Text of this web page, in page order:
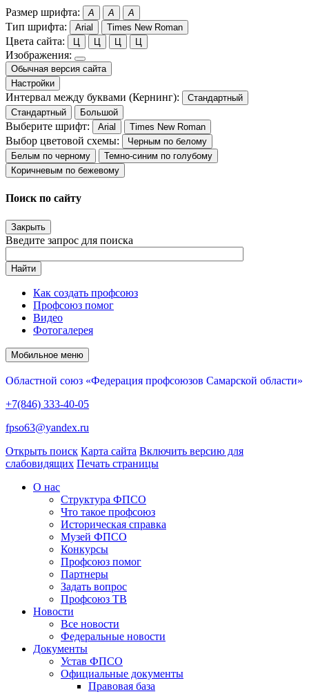
Размер шрифта: A A A
Тип шрифта: Arial Times New Roman
Цвета сайта: Ц Ц Ц Ц
Изображения:
Обычная версия сайта
Настройки
Интервал между буквами (Кернинг):
Стандартный
Стандартный
Большой
Выберите шрифт: Arial Times New Roman
Выбор цветовой схемы:
Черным по белому
Белым по черному
Темно-синим по голубому
Коричневым по бежевому
Поиск по сайту
Закрыть
Введите запрос для поиска
Найти
Как создать профсоюз
Профсоюз помог
Видео
Фотогалерея
Мобильное меню
Областной союз «Федерация профсоюзов Самарской области»
+7(846) 333-40-05
fpso63@yandex.ru
Открыть поиск Карта сайта Включить версию для
слабовидящих Печать страницы
О нас
Структура ФПСО
Что такое профсоюз
Историческая справка
Музей ФПСО
Конкурсы
Профсоюз помог
Партнеры
Задать вопрос
Профсоюз ТВ
Новости
Все новости
Федеральные новости
Документы
Устав ФПСО
Официальные документы
Правовая база